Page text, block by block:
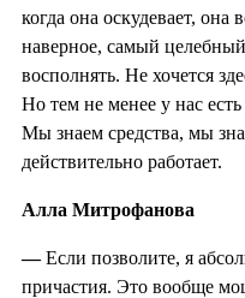
когда она оскудевает, она
наверное, самый
восполнять. Не хочется
Но тем не менее у нас
Мы знаем средства, мы
действительно работает.
Алла Митрофанова
—Если позволите, я
причастия. Это вообще